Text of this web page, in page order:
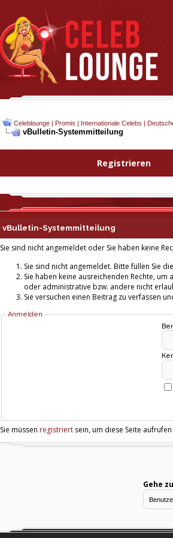
Celeblounge | Promis | Internationale Celebs |
vBulletin-Systemmitteilung
Registrieren
vBulletin-Systemmitteilung
Sie sind nicht angemeldet oder Sie haben keine
Sie sind nicht angemeldet. Bitte füllen Sie
Sie haben keine ausreichenden Rechte,
oder administrative bzw. andere nicht
Sie versuchen einen Beitrag zu verfassen
Anmelden
Sie müssen registriert sein, um diese Seite
Gehe zu